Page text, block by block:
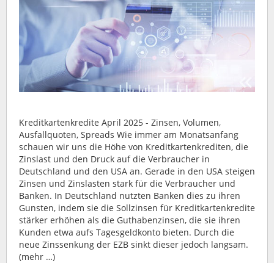
Kreditkartenkredite April 2025 - Zinsen, Volumen,
Ausfallquoten, Spreads Wie immer am Monatsanfang
schauen wir uns die Höhe von Kreditkartenkrediten, die
Zinslast und den Druck auf die Verbraucher in
Deutschland und den USA an. Gerade in den USA steigen
Zinsen und Zinslasten stark für die Verbraucher und
Banken. In Deutschland nutzten Banken dies zu ihren
Gunsten, indem sie die Sollzinsen für Kreditkartenkredite
stärker erhöhen als die Guthabenzinsen, die sie ihren
Kunden etwa aufs Tagesgeldkonto bieten. Durch die
neue Zinssenkung der EZB sinkt dieser jedoch langsam.
(mehr …)